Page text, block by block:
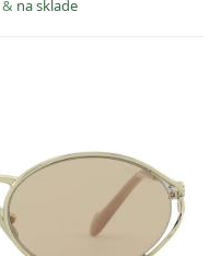
& na sklade